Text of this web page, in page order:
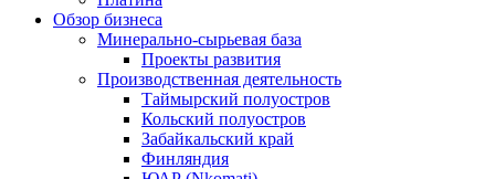
Обзор бизнеса
Минерально-сырьевая база
Проекты развития
Производственная деятельность
Таймырский полуостров
Кольский полуостров
Забайкальский край
Финляндия